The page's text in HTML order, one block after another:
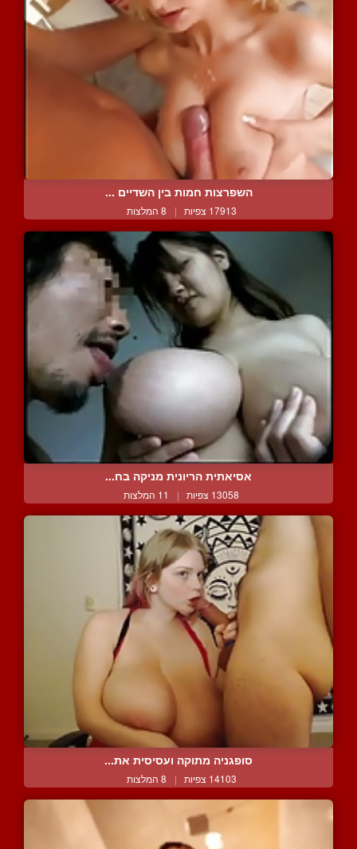
השפרצות חמות בין השדיים ...
17913 צפיות | 8 המלצות
אסיאתית הריונית מניקה בח...
13058 צפיות | 11 המלצות
סופגניה מתוקה ועסיסית את...
14103 צפיות | 8 המלצות